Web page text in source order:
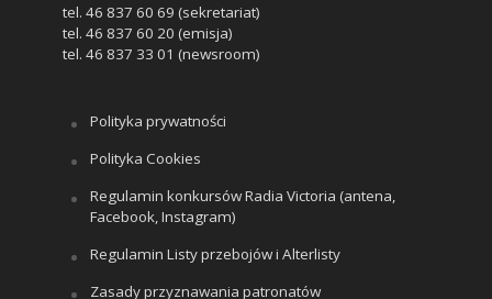
tel. 46 837 60 69 (sekretariat)
tel. 46 837 60 20 (emisja)
tel. 46 837 33 01 (newsroom)
Polityka prywatności
Polityka Cookies
Regulamin konkursów Radia Victoria (antena,
Facebook, Instagram)
Regulamin Listy przebojów i Alterlisty
Zasady przyznawania patronatów